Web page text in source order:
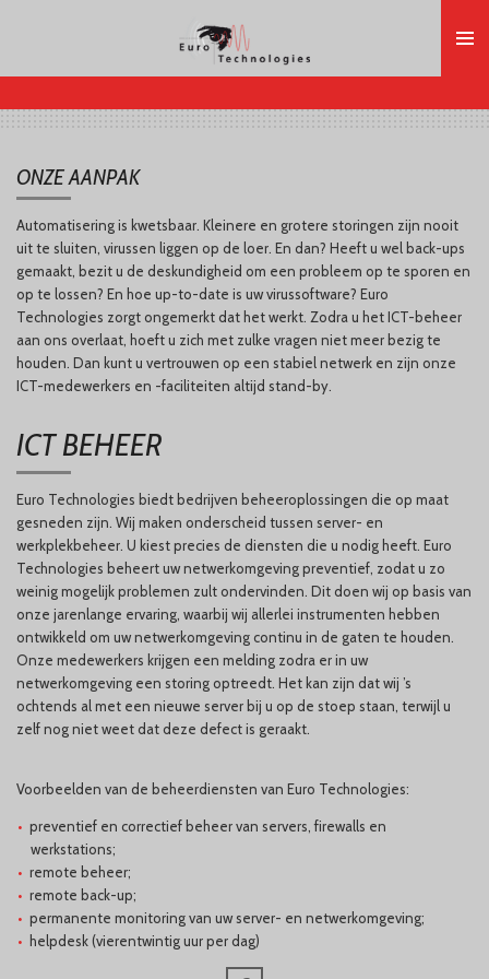
hoofdinhoud
ONZE AANPAK
Automatisering is kwetsbaar. Kleinere en grotere storingen zijn nooit
uit te sluiten, virussen liggen op de loer. En dan? Heeft u wel back-ups
gemaakt, bezit u de deskundigheid om een probleem op te sporen en
op te lossen? En hoe up-to-date is uw virussoftware? Euro
Technologies zorgt ongemerkt dat het werkt. Zodra u het ICT-beheer
aan ons overlaat, hoeft u zich met zulke vragen niet meer bezig te
houden. Dan kunt u vertrouwen op een stabiel netwerk en zijn onze
ICT-medewerkers en -faciliteiten altijd stand-by.
ICT BEHEER
Euro Technologies biedt bedrijven beheeroplossingen die op maat
gesneden zijn. Wij maken onderscheid tussen server- en
werkplekbeheer. U kiest precies de diensten die u nodig heeft. Euro
Technologies beheert uw netwerkomgeving preventief, zodat u zo
weinig mogelijk problemen zult ondervinden. Dit doen wij op basis van
onze jarenlange ervaring, waarbij wij allerlei instrumenten hebben
ontwikkeld om uw netwerkomgeving continu in de gaten te houden.
Onze medewerkers krijgen een melding zodra er in uw
netwerkomgeving een storing optreedt. Het kan zijn dat wij ’s
ochtends al met een nieuwe server bij u op de stoep staan, terwijl u
zelf nog niet weet dat deze defect is geraakt.
Voorbeelden van de beheerdiensten van Euro Technologies:
preventief en correctief beheer van servers, firewalls en
werkstations;
remote beheer;
remote back-up;
permanente monitoring van uw server- en netwerkomgeving;
helpdesk (vierentwintig uur per dag)